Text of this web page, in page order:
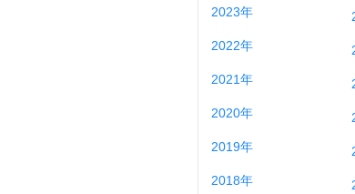
2023年
2022年
2021年
2020年
2019年
2018年